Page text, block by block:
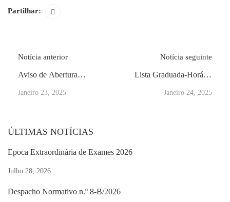
Partilhar:
Notícia anterior
Aviso de Abertura
Escola – Ano Letivo
Janeiro 23, 2025
Notícia seguinte
Lista Graduada-Horário
Português
Janeiro 24, 2025
ÚLTIMAS NOTÍCIAS
Época Extraordinária de Exames 2026
Julho 28, 2026
Despacho Normativo n.º 8-B/2026